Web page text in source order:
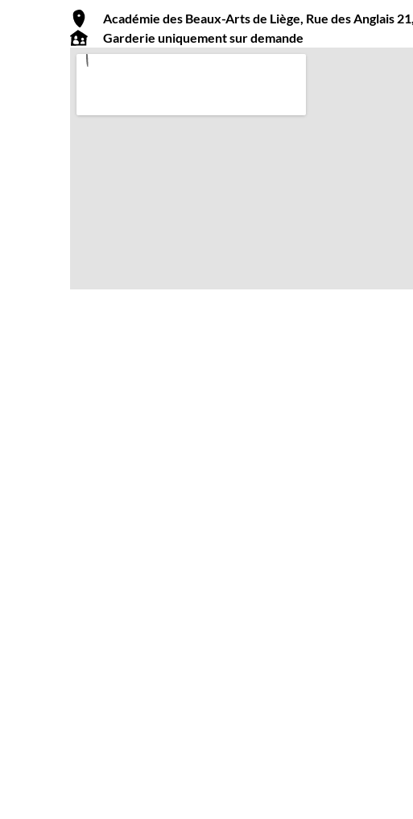
Académie des Beaux-Arts de Liège, Rue des Anglais
Garderie uniquement sur demande